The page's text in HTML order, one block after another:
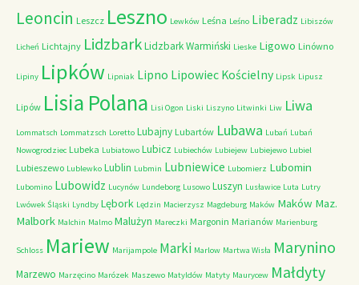
Leoncin Leszcz Leszno Lewków Leśna Leśno Liberadz Libiszów
Licheń Lichtajny LidzbarkLidzbark Warmiński Lieske Ligowo Linówno
Lipiny Lipków Lipniak Lipno Lipowiec Kościelny Lipsk Lipusz
Lipów Lisia Polana Lisi Ogon Liski Liszyno Litwinki Liw Liwa
Lommatsch Lommatzsch Loretto Lubajny Lubartów Lubawa Lubań Lubań
Nowogrodziec Lubeka Lubiatowo Lubicz Lubiechów Lubiejew Lubiejewo Lubiel
Lubieszewo Lublewko Lublin Lubmin Lubniewice Lubomierz Lubomin
Lubomino Lubowidz Lucynów Lundeborg Lusowo Luszyn Lusławice Luta Lutry
Lwówek Śląski Lyndby Lębork Lędzin Macierzysz Magdeburg Maków Maków Maz.
Malbork Malchin Malmo Malużyn Mareczki Margonin Marianów Marienburg
Schloss Mariew Marijampole Marki Marlow Martwa Wisła Marynino
Marzewo Marzęcino Marózek Maszewo Matyldów Matyty Maurycew Małdyty